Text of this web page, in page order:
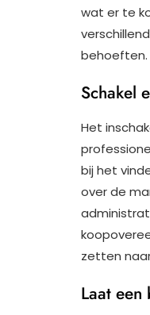
wat er te
behoeften.
Schakel
Het
bij het
over de
zetten
Laat